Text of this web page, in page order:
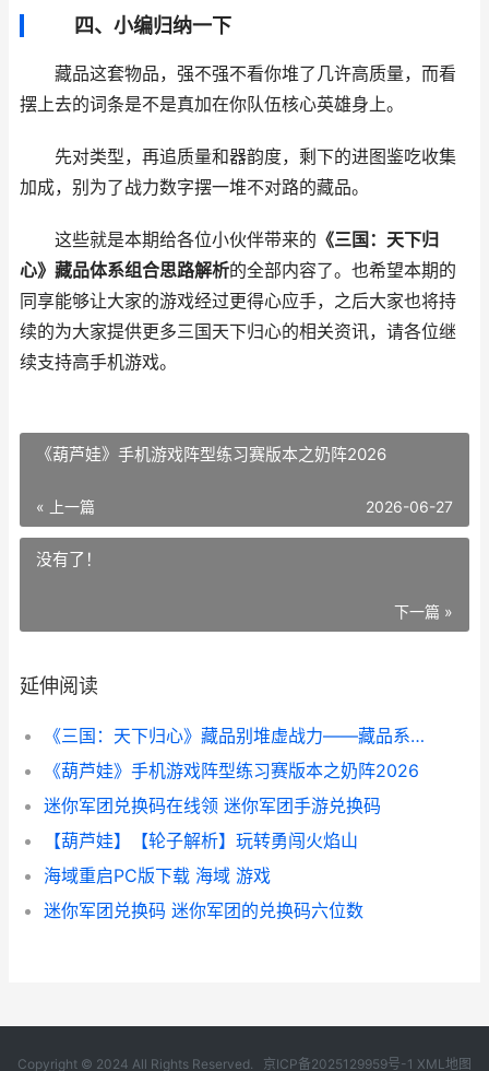
四、小编归纳一下
藏品这套物品，强不强不看你堆了几许高质量，而看
摆上去的词条是不是真加在你队伍核心英雄身上。
先对类型，再追质量和器韵度，剩下的进图鉴吃收集
加成，别为了战力数字摆一堆不对路的藏品。
这些就是本期给各位小伙伴带来的 《三国：天下归
心》藏品体系组合思路解析的全部内容了。也希望本期的
同享能够让大家的游戏经过更得心应手，之后大家也将持
续的为大家提供更多三国天下归心的相关资讯，请各位继
续支持高手机游戏。
《葫芦娃》手机游戏阵型练习赛版本之奶阵2026
« 上一篇 2026-06-27
没有了！
下一篇 »
延伸阅读
《三国：天下归心》藏品别堆虚战力——藏品系统组合思路解析 三国天下归心官网
《葫芦娃》手机游戏阵型练习赛版本之奶阵2026
迷你军团兑换码在线领 迷你军团手游兑换码
【葫芦娃】【轮子解析】玩转勇闯火焰山
海域重启PC版下载 海域 游戏
迷你军团兑换码 迷你军团的兑换码六位数
Copyright © 2024 All Rights Reserved. 京ICP备2025129959号-1 XML地图